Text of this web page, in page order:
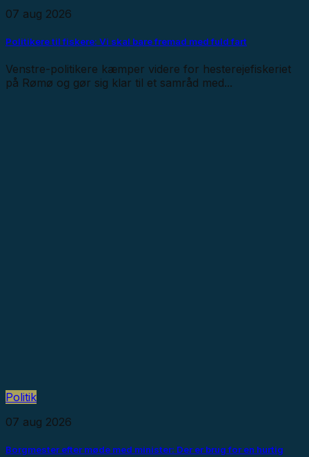
07 aug 2026
Politikere til fiskere: Vi skal bare fremad med fuld fart
Venstre-politikere kæmper videre for hesterejefiskeriet
på Rømø og gør sig klar til et samråd med...
Politik
07 aug 2026
Borgmester efter møde med minister: Der er brug for en hurtig